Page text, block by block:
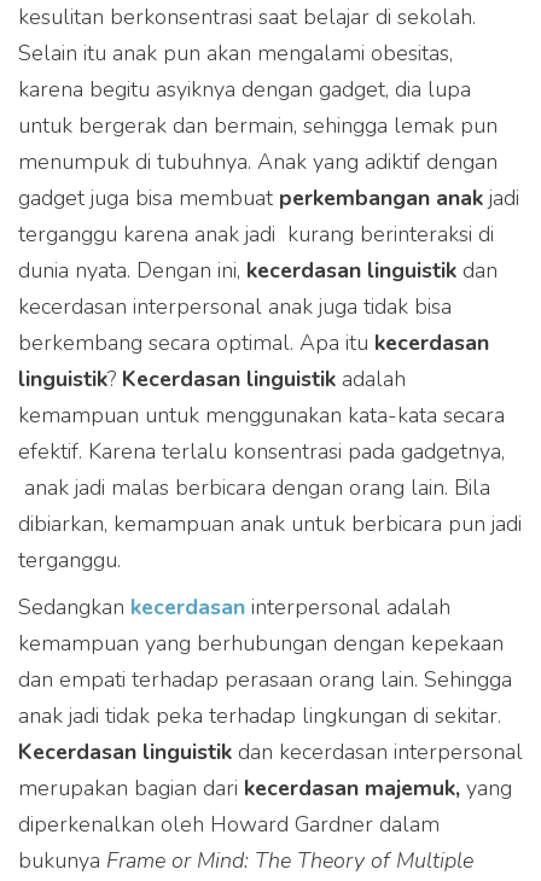
kesulitan berkonsentrasi saat belajar di sekolah.
Selain itu anak pun akan mengalami obesitas,
karena begitu asyiknya dengan gadget, dia lupa
untuk bergerak dan bermain, sehingga lemak pun
menumpuk di tubuhnya. Anak yang adiktif dengan
gadget juga bisa membuat perkembangan anak jadi
terganggu karena anak jadi kurang berinteraksi di
dunia nyata. Dengan ini, kecerdasan linguistik dan
kecerdasan interpersonal anak juga tidak bisa
berkembang secara optimal. Apa itu kecerdasan
linguistik? Kecerdasan linguistik adalah
kemampuan untuk menggunakan kata-kata secara
efektif. Karena terlalu konsentrasi pada gadgetnya,
anak jadi malas berbicara dengan orang lain. Bila
dibiarkan, kemampuan anak untuk berbicara pun jadi
terganggu.
Sedangkan kecerdasan interpersonal adalah
kemampuan yang berhubungan dengan kepekaan
dan empati terhadap perasaan orang lain. Sehingga
anak jadi tidak peka terhadap lingkungan di sekitar.
Kecerdasan linguistik dan kecerdasan interpersonal
merupakan bagian dari kecerdasan majemuk, yang
diperkenalkan oleh Howard Gardner dalam
bukunya Frame or Mind: The Theory of Multiple